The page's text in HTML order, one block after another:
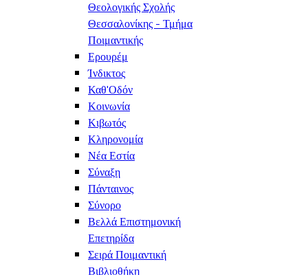
Θεολογικής Σχολής
Θεσσαλονίκης - Τμήμα
Ποιμαντικής
Ερουρέμ
Ίνδικτος
Καθ'Οδόν
Κοινωνία
Κιβωτός
Κληρονομία
Νέα Εστία
Σύναξη
Πάνταινος
Σύνορο
Βελλά Επιστημονική
Επετηρίδα
Σειρά Ποιμαντική
Βιβλιοθήκη